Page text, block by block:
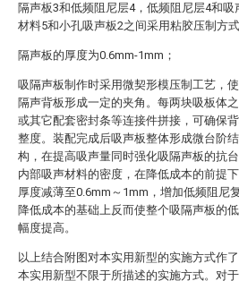
隔声板3和低频阻尼层4，低频阻尼层4和吸
材料5和小孔吸声板2之间采用粘胶压制方式
隔声板的厚度为0.6mm-1mm；
吸隔声板制作时采用微契形模压制工艺，
隔声背板形成一定的夹角。每两块吸板体
或其它配套密封条等连接件拼接，可确保
整度。装配完成后吸声板整体形成微台阶
构，在提高吸声量同时强化吸隔声板的抗
内部吸声材料的密度，在降低成本的前提
厚度减薄至0.6mm～1mm，增加低频阻尼
降低成本的基础上反而使整个吸隔声板的
幅度提高。
以上结合附图对本实用新型的实施方式作
本实用新型不限于所描述的实施方式。对